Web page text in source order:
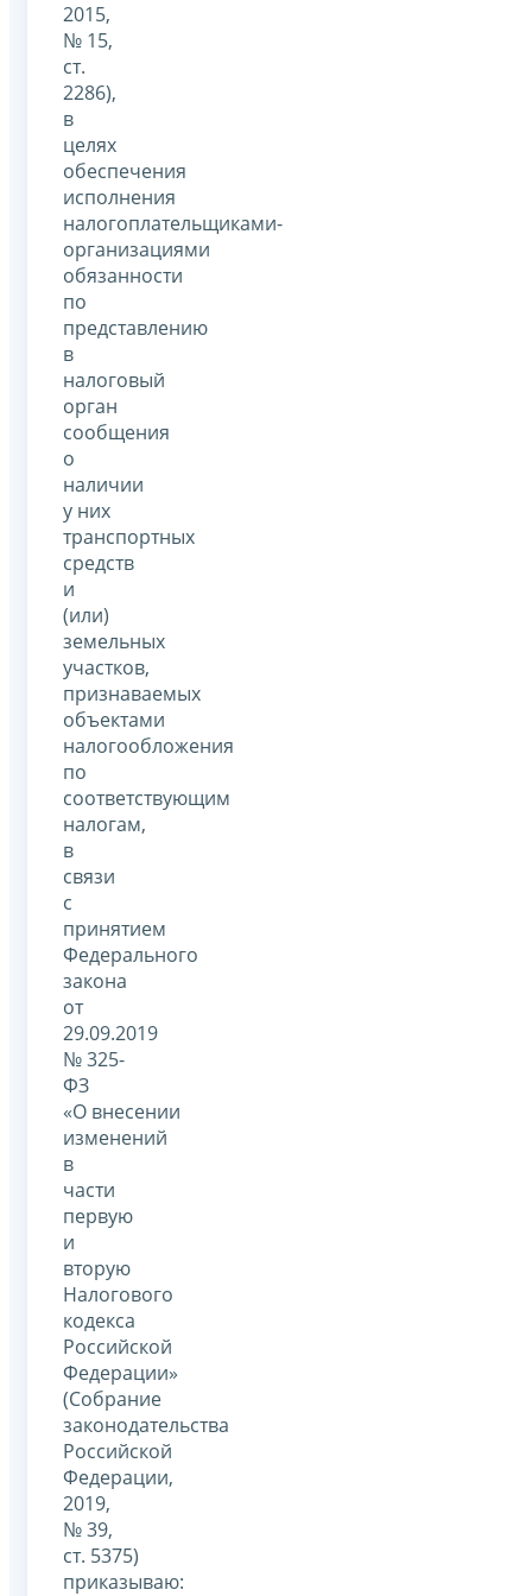
2015,
№ 15,
ст.
2286),
в
целях
обеспечения
исполнения
налогоплательщиками-
организациями
обязанности
по
представлению
в
налоговый
орган
сообщения
о
наличии
у них
транспортных
средств
и
(или)
земельных
участков,
признаваемых
объектами
налогообложения
по
соответствующим
налогам,
в
связи
с
принятием
Федерального
закона
от
29.09.2019
№ 325-
ФЗ
«О внесении
изменений
в
части
первую
и
вторую
Налогового
кодекса
Российской
Федерации»
(Собрание
законодательства
Российской
Федерации,
2019,
№ 39,
ст. 5375)
приказываю: